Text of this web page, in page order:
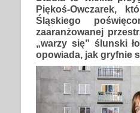
Piękoś-Owczarek,
Śląskiego
zaaranżowanej
„warzy się” ślunski
opowiada, jak gryfnie